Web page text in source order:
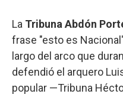
La Tribuna Abdón
frase "esto es
largo del arco que
defendió el arquero
popular —Tribuna